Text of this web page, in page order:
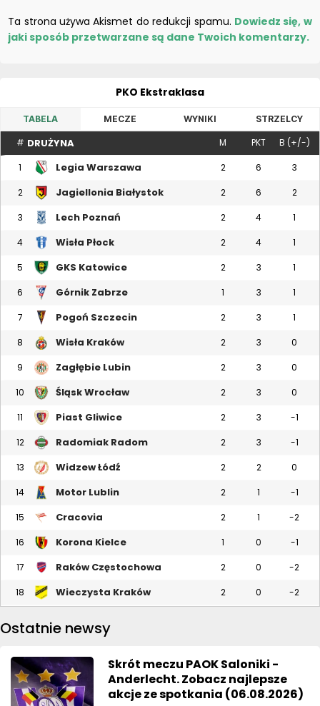
Ta strona używa Akismet do redukcji spamu. Dowiedz się, w
jaki sposób przetwarzane są dane Twoich komentarzy.
PKO Ekstraklasa
TABELA MECZE WYNIKI STRZELCY
# DRUŻYNA M PKT B (+/-)
1 Legia Warszawa 2 6 3
2 Jagiellonia Białystok 2 6 2
3 Lech Poznań 2 4 1
4 Wisła Płock 2 4 1
5 GKS Katowice 2 3 1
6 Górnik Zabrze 1 3 1
7 Pogoń Szczecin 2 3 1
8 Wisła Kraków 2 3 0
9 Zagłębie Lubin 2 3 0
10 Śląsk Wrocław 2 3 0
11 Piast Gliwice 2 3 -1
12 Radomiak Radom 2 3 -1
13 Widzew Łódź 2 2 0
14 Motor Lublin 2 1 -1
15 Cracovia 2 1 -2
16 Korona Kielce 1 0 -1
17 Raków Częstochowa 2 0 -2
18 Wieczysta Kraków 2 0 -2
Ostatnie newsy
Skrót meczu PAOK Saloniki -
Anderlecht. Zobacz najlepsze
akcje ze spotkania (06.08.2026)